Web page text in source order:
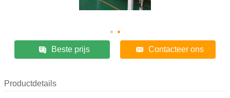
Beste prijs Contacteer ons
Productdetails